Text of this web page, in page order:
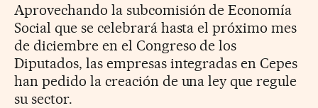
Aprovechando la subcomisión de Economía
Social que se celebrará hasta el próximo mes
de diciembre en el Congreso de los
Diputados, las empresas integradas en Cepes
han pedido la creación de una ley que regule
su sector.